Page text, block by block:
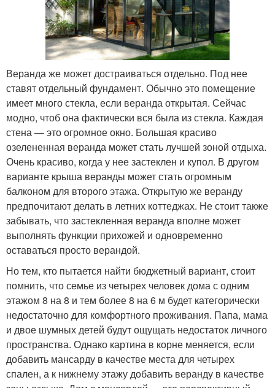
Веранда же может достраиваться отдельно. Под нее
ставят отдельный фундамент. Обычно это помещение
имеет много стекла, если веранда открытая. Сейчас
модно, чтоб она фактически вся была из стекла. Каждая
стена — это огромное окно. Большая красиво
озелененная веранда может стать лучшей зоной отдыха.
Очень красиво, когда у нее застеклен и купол. В другом
варианте крыша веранды может стать огромным
балконом для второго этажа. Открытую же веранду
предпочитают делать в летних коттеджах. Не стоит также
забывать, что застекленная веранда вполне может
выполнять функции прихожей и одновременно
оставаться просто верандой.
Но тем, кто пытается найти бюджетный вариант, стоит
помнить, что семье из четырех человек дома с одним
этажом 8 на 8 и тем более 8 на 6 м будет категорически
недостаточно для комфортного проживания. Папа, мама
и двое шумных детей будут ощущать недостаток личного
пространства. Однако картина в корне меняется, если
добавить мансарду в качестве места для четырех
спален, а к нижнему этажу добавить веранду в качестве